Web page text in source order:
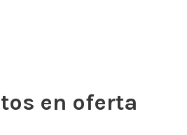
en oferta